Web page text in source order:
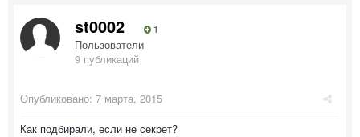
st0002 1
Пользователи
9 публикаций
Опубликовано: 7 марта, 2015
Как подбирали, если не секрет?